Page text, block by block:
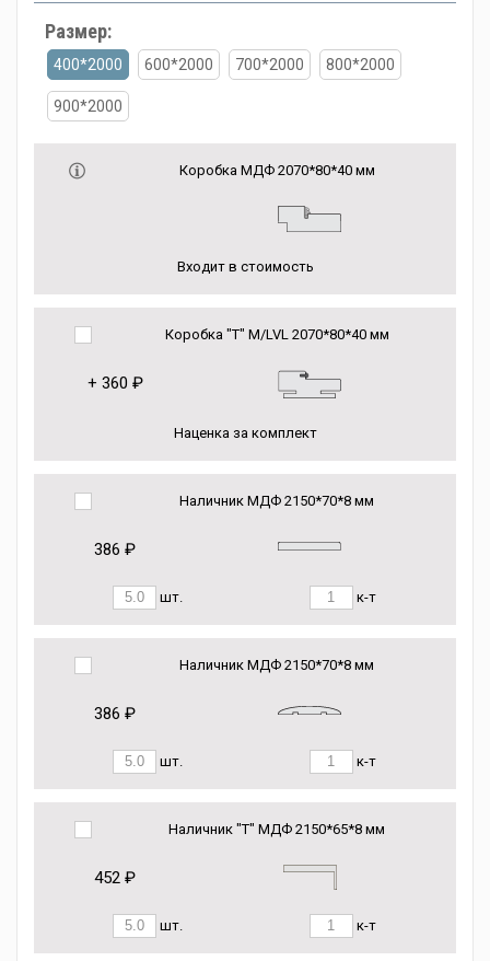
Размер:
400*2000 600*2000 700*2000 800*2000
900*2000
Коробка МДФ 2070*80*40 мм
Входит в стоимость
Коробка "Т" M/LVL 2070*80*40 мм
+ 360 ₽
Наценка за комплект
Наличник МДФ 2150*70*8 мм
386 ₽
шт. к-т
Наличник МДФ 2150*70*8 мм
386 ₽
шт. к-т
Наличник "Т" МДФ 2150*65*8 мм
452 ₽
шт. к-т